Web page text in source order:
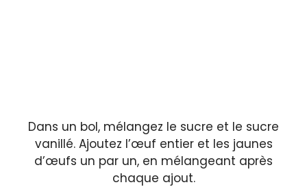
Dans un bol, mélangez le sucre et le sucre
vanillé. Ajoutez l’œuf entier et les jaunes
d’œufs un par un, en mélangeant après
chaque ajout.